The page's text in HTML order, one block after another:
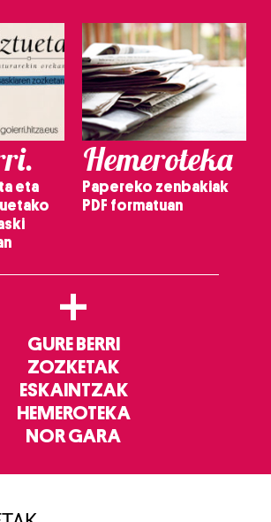
eta
Hemeroteka
Papereko zenbakiak
PDF formatuan
+
GURE BERRI
ZOZKETAK
ESKAINTZAK
HEMEROTEKA
NOR GARA